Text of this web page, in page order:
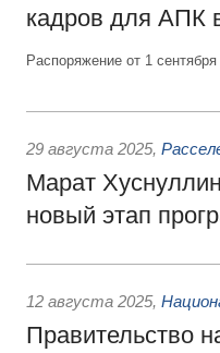
кадров для АПК
Распоряжение от 1
29 августа 2025,
Марат
новый этап
12 августа 2025,
Правительство